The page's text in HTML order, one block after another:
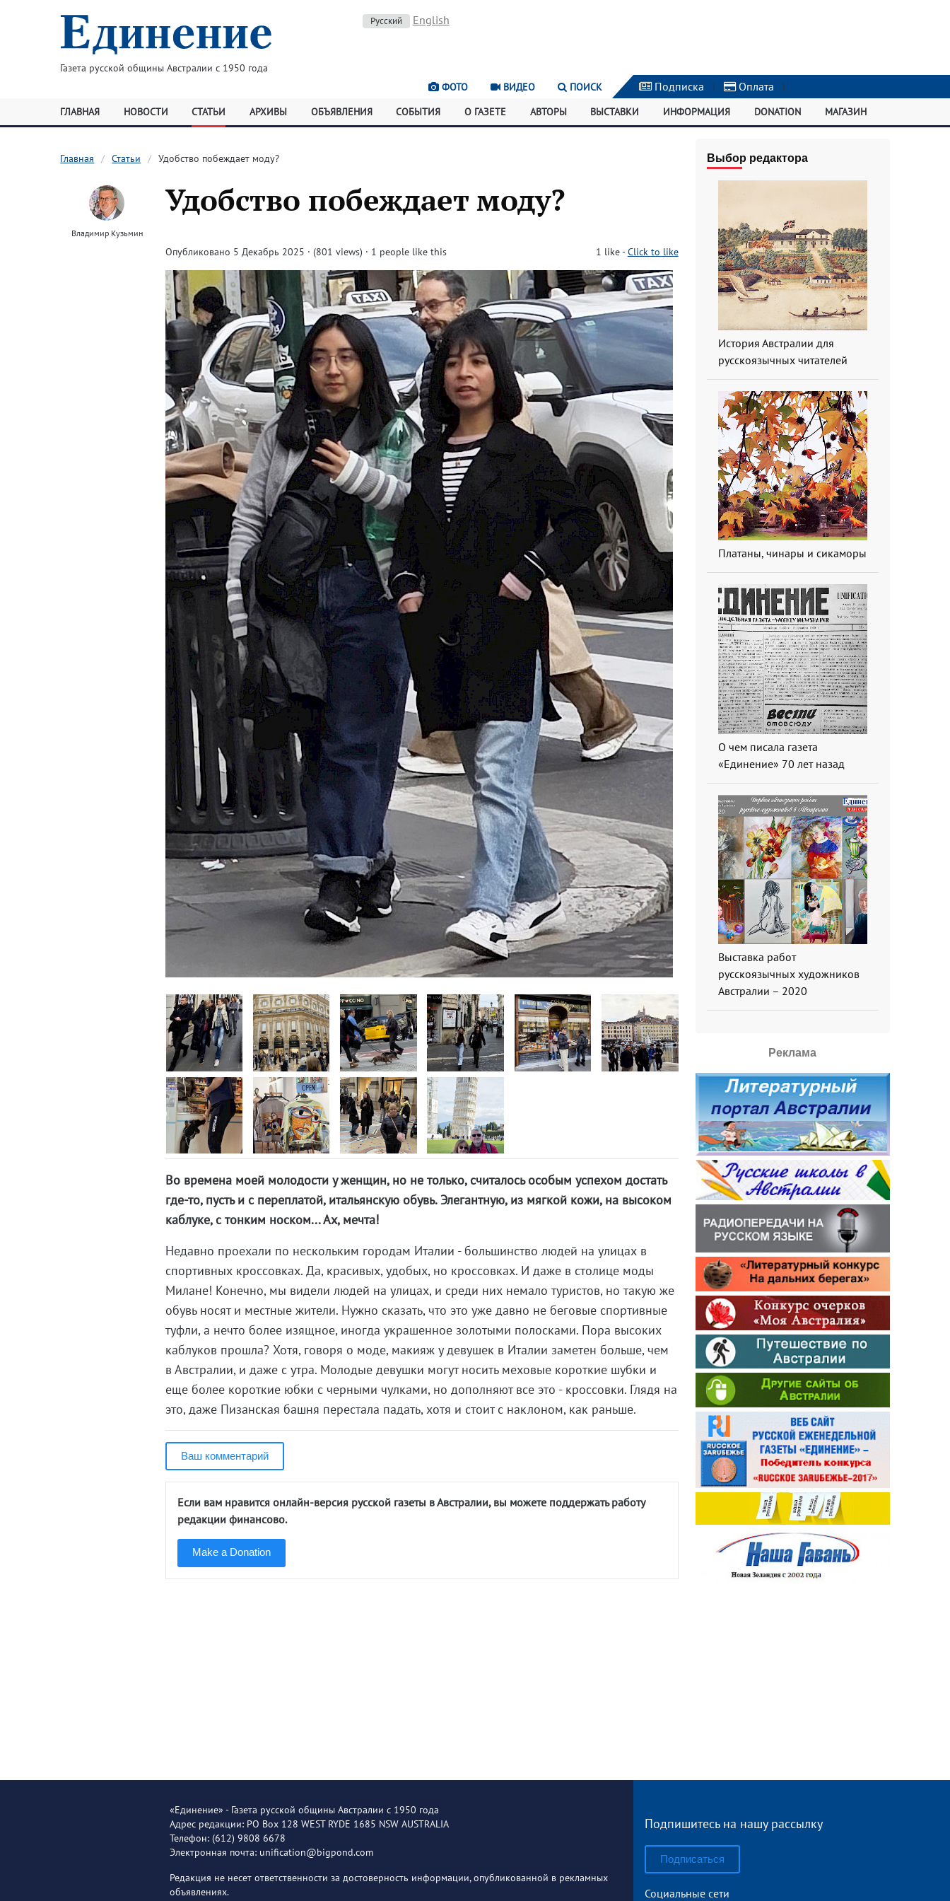
Газета русской общины Австралии с 1950 года
Русский English
ФОТО ВИДЕО ПОИСК Подписка | Оплата |
ГЛАВНАЯ НОВОСТИ СТАТЬИ АРХИВЫ ОБЪЯВЛЕНИЯ СОБЫТИЯ О ГАЗЕТЕ АВТОРЫ ВЫСТАВКИ ИНФОРМАЦИЯ DONATION МАГАЗИН
Главная Статьи Удобство побеждает моду?
Владимир Кузьмин
Удобство побеждает моду?
Опубликовано 5 Декабрь 2025 · (801 views) · 1 people like this 1 like-Click to like
Во времена моей молодости у женщин, но не только, считалось особым успехом достать
где-то, пусть и с переплатой, итальянскую обувь. Элегантную, из мягкой кожи, на высоком
каблуке, с тонким носком... Ах, мечта!
Недавно проехали по нескольким городам Италии - большинство людей на улицах в
спортивных кроссовках. Да, красивых, удобых, но кроссовках. И даже в столице моды
Милане! Конечно, мы видели людей на улицах, и среди них немало туристов, но такую же
обувь носят и местные жители. Нужно сказать, что это уже давно не беговые спортивные
туфли, а нечто более изящное, иногда украшенное золотыми полосками. Пора высоких
каблуков прошла? Хотя, говоря о моде, макияж у девушек в Италии заметен больше, чем
в Австралии, и даже с утра. Молодые девушки могут носить меховые короткие шубки и
еще более короткие юбки с черными чулками, но дополняют все это - кроссовки. Глядя на
это, даже Пизанская башня перестала падать, хотя и стоит с наклоном, как раньше.
Ваш комментарий
Если вам нравится онлайн-версия русской газеты в Австралии, вы можете поддержать работу
редакции финансово.
Make a Donation
Выбор редактора
История Австралии для
русскоязычных читателей
Платаны, чинары и сикаморы
О чем писала газета
«Единение» 70 лет назад
Выставка работ
русскоязычных художников
Австралии – 2020
Реклама
«Единение» - Газета русской общины Австралии с 1950 года
Адрес редакции: PO Box 128 WEST RYDE 1685 NSW AUSTRALIA
Телефон: (612) 9808 6678
Электронная почта: unification@bigpond.com
Редакция не несет ответственности за достоверность информации, опубликованной в рекламных
объявлениях.
Подпишитесь на нашу рассылку
Подписаться
Социальные сети